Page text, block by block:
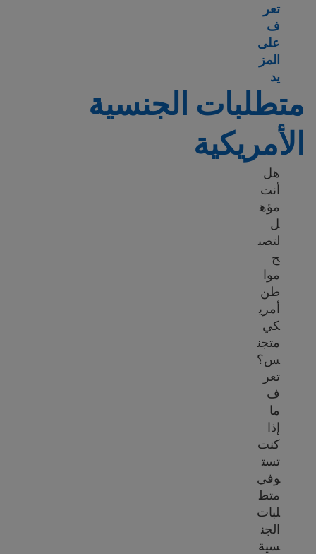
تعر
ف
على
المز
يدLearn more about 10 benefits of U.S. citizenship
متطلبات الجنسية
الأمريكية
هل
أنت
مؤه
ل
لتصب
ح
موا
طن
أمري
كي
متجن
س؟
تعر
ف
ما
إذا
كنت
تست
وفي
متط
لبات
الجن
سية